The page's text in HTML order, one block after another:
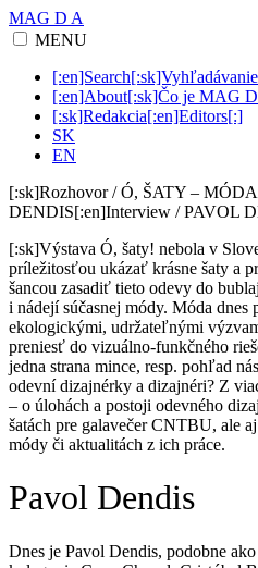
MAG D A
MENU
[:en]About[:sk]Čo je MAG
[:sk]Redakcia[:en]Editors[:]
SK
EN
[:sk]Rozhovor / Ó, ŠATY –
DENDIS[:en]Interview / PAVOL
[:sk]Výstava Ó, šaty! nebola v
príležitosťou ukázať krásne šaty a
šancou zasadiť tieto odevy do
i nádejí súčasnej módy. Móda
ekologickými, udržateľnými
preniesť do vizuálno-funkčného
jedna strana mince, resp. pohľad
odevní dizajnérky a dizajnéri? Z
– o úlohách a postoji odevného
šatách pre galavečer CNTBU, ale
módy či aktualitách z ich práce.
Pavol Dendis
Dnes je Pavol Dendis, podobne